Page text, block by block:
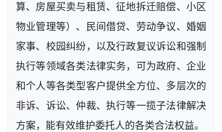
算、房屋买卖与租赁、征地拆迁赔偿、小区
物业管理等）、民间借贷、劳动争议、婚姻
家事、校园纠纷，以及行政复议诉讼和强制
执行等领域各类法律实务，可为政府、企业
和个人等各类型客户提供全方位、多层次的
非诉、诉讼、仲裁、执行等一揽子法律解决
方案，能有效维护委托人的各类合法权益。